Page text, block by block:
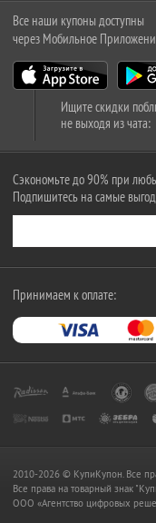
Все наши купоны доступны
через Мобильное
Ищите скидки
не выходя из чата:
Сэкономьте до 90% при
Подпишитесь на самые
Принимаем к оплате:
2010-2026 © КупиКупон. Все
Все права на товарный знак
OOO «Агентство цифровых